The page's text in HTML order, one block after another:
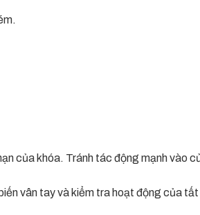
của khóa. Tránh tác động mạnh vào
vân tay và kiểm tra hoạt động của